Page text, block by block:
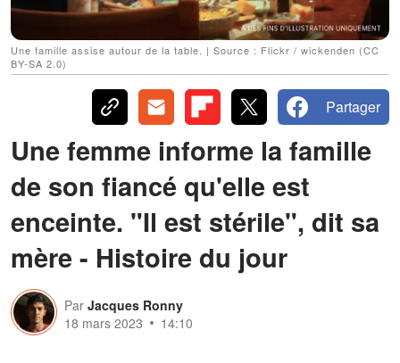
Une famille assise autour de la table. | Source : Flickr / wickenden (CC
BY-SA 2.0)
Partager
Une femme informe la famille
de son fiancé qu'elle est
enceinte. "Il est stérile", dit sa
mère - Histoire du jour
Par Jacques Ronny
18 mars 2023
14:10